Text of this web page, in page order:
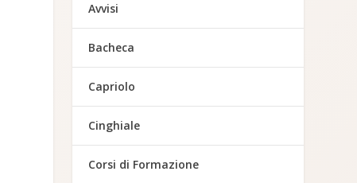
Avvisi
Bacheca
Capriolo
Cinghiale
Corsi di Formazione